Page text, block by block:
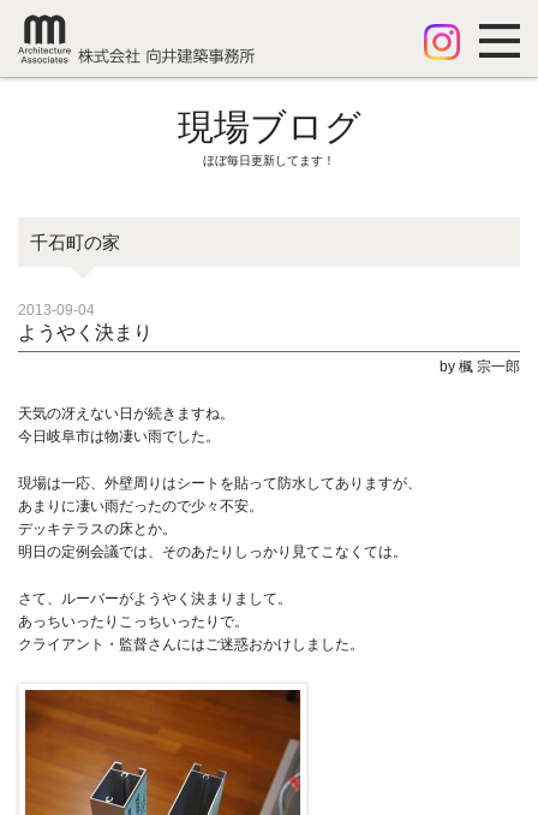
現場ブログ
ほぼ毎日更新してます！
千石町の家
2013-09-04
ようやく決まり
by 楓 宗一郎
天気の冴えない日が続きますね。
今日岐阜市は物凄い雨でした。
現場は一応、外壁周りはシートを貼って防水してありますが、
あまりに凄い雨だったので少々不安。
デッキテラスの床とか。
明日の定例会議では、そのあたりしっかり見てこなくては。
さて、ルーバーがようやく決まりまして。
あっちいったりこっちいったりで。
クライアント・監督さんにはご迷惑おかけしました。